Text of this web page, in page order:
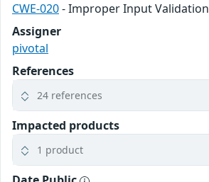
CWE-020- Improper Input Validation
Assigner
pivotal
References
24 references
Impacted products
1 product